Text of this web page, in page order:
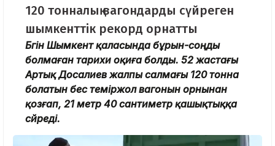
120 тонналық вагондарды сүйреген
шымкенттік рекорд орнатты
Бүгін Шымкент қаласында бұрын-соңды
болмаған тарихи оқиға болды. 52 жастағы
Артық Досалиев жалпы салмағы 120 тонна
болатын бес теміржол вагонын орнынан
қозғап, 21 метр 40 сантиметр қашықтыққа
сүйреді.